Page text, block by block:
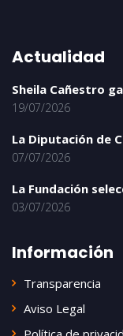
Actualidad
Sheila Cañestro
19/07/2026
La Diputación de
07/07/2026
La Fundación
03/07/2026
Información
Transparencia
Aviso Legal